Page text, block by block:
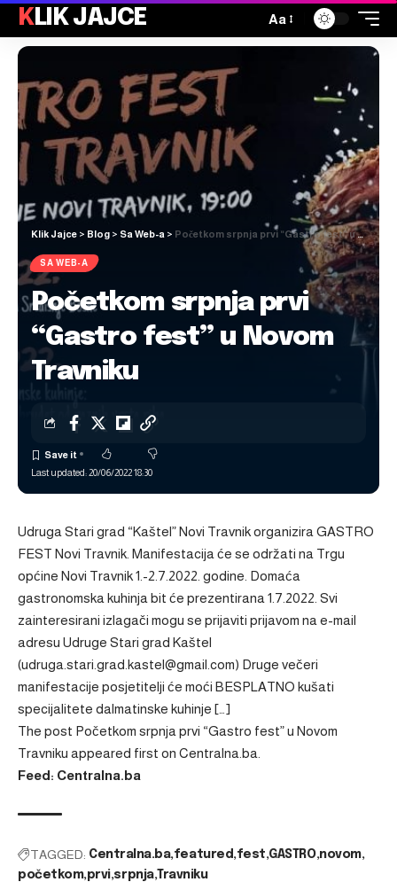
KLIK JAJCE Aa
Klik Jajce > Blog > Sa Web-a > Početkom srpnja prvi “Gastro fest” u Novom Travniku
SA WEB-A
Početkom srpnja prvi
“Gastro fest” u Novom
Travniku
Last updated: 20/06/2022 18:30
Udruga Stari grad “Kaštel” Novi Travnik organizira GASTRO
FEST Novi Travnik. Manifestacija će se održati na Trgu
općine Novi Travnik 1.-2.7.2022. godine. Domaća
gastronomska kuhinja bit će prezentirana 1.7.2022. Svi
zainteresirani izlagači mogu se prijaviti prijavom na e-mail
adresu Udruge Stari grad Kaštel
(udruga.stari.grad.kastel@gmail.com) Druge večeri
manifestacije posjetitelji će moći BESPLATNO kušati
specijalitete dalmatinske kuhinje […]
The post Početkom srpnja prvi “Gastro fest” u Novom
Travniku appeared first on Centralna.ba
Feed: Centralna.ba
TAGGED: Centralna.ba featured fest GASTRO novom
početkom prvi srpnja Travniku